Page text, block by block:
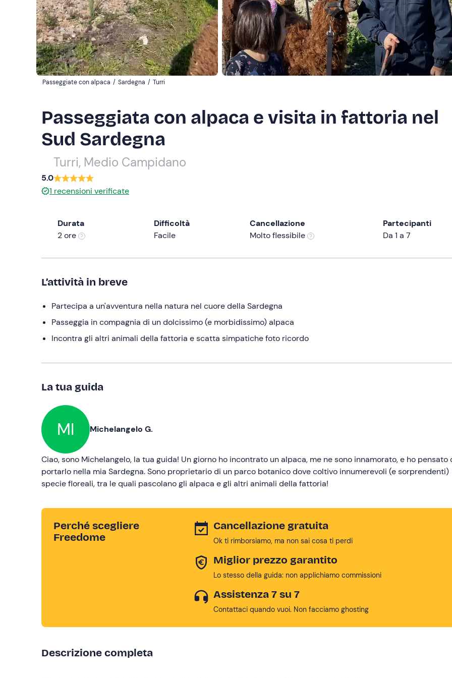
Passeggiate con alpaca / Sardegna / Turri
Passeggiata con alpaca e visita in fattoria nel
Sud Sardegna
Turri, Medio Campidano
5.0
1 recensioni verificate
Durata
2 ore
Difficoltà
Facile
Cancellazione
Molto flessibile
Partecipanti
Da 1 a 7
L’attività in breve
Partecipa a un'avventura nella natura nel cuore della Sardegna
Passeggia in compagnia di un dolcissimo (e morbidissimo) alpaca
Incontra gli altri animali della fattoria e scatta simpatiche foto ricordo
La tua guida
MI Michelangelo G.
Ciao, sono Michelangelo, la tua guida! Un giorno ho incontrato un alpaca, me ne sono innamorato, e ho pensato
portarlo nella mia Sardegna. Sono proprietario di un parco botanico dove coltivo innumerevoli (e sorprendenti)
specie floreali, tra le quali pascolano gli alpaca e gli altri animali della fattoria!
Perché scegliere
Freedome
Cancellazione gratuita
Ok ti rimborsiamo, ma non sai cosa ti perdi
Miglior prezzo garantito
Lo stesso della guida: non applichiamo commissioni
Assistenza 7 su 7
Contattaci quando vuoi. Non facciamo ghosting
Descrizione completa